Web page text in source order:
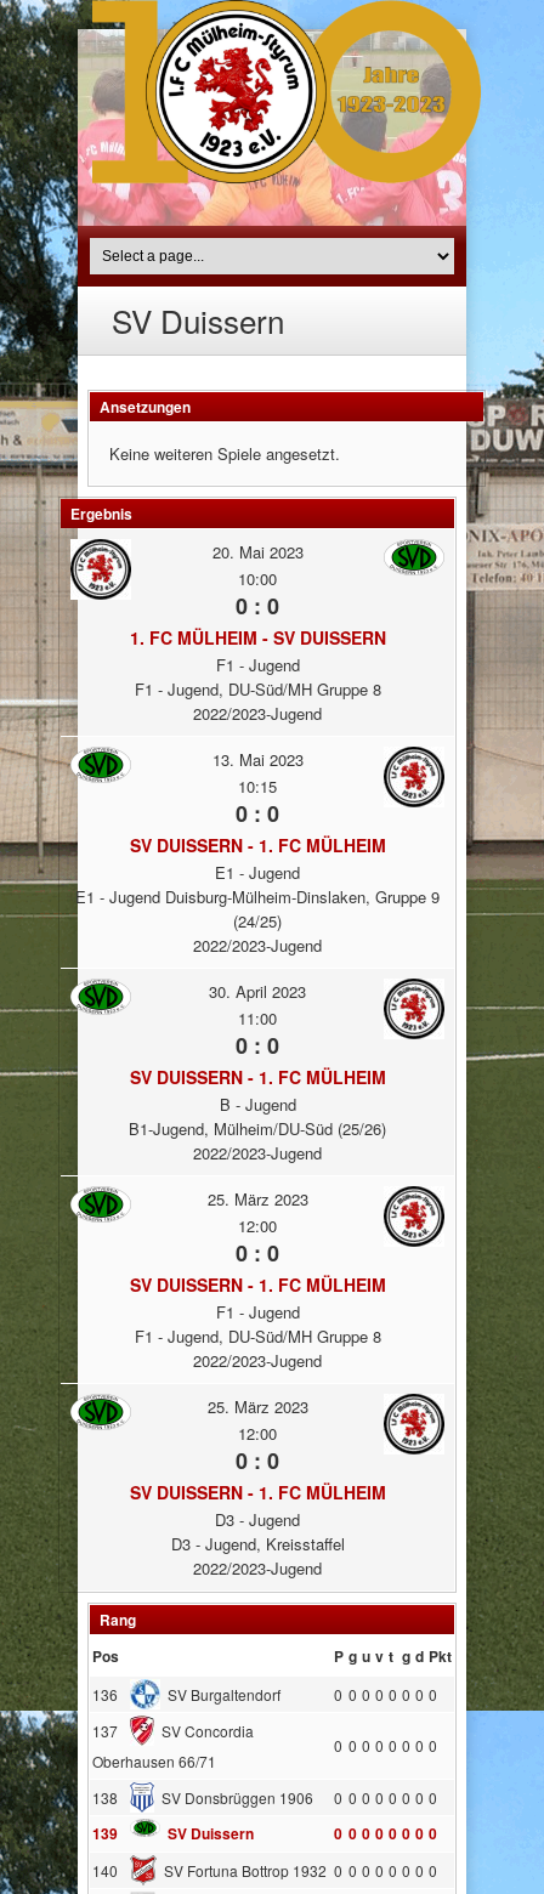
SV Duissern
Ansetzungen
Keine weiteren Spiele angesetzt.
Ergebnis
20. Mai 2023
10:00
0 : 0
1. FC MÜLHEIM - SV DUISSERN
F1 - Jugend
F1 - Jugend, DU-Süd/MH Gruppe 8
2022/2023-Jugend
13. Mai 2023
10:15
0 : 0
SV DUISSERN - 1. FC MÜLHEIM
E1 - Jugend
E1 - Jugend Duisburg-Mülheim-Dinslaken, Gruppe 9
(24/25)
2022/2023-Jugend
30. April 2023
11:00
0 : 0
SV DUISSERN - 1. FC MÜLHEIM
B - Jugend
B1-Jugend, Mülheim/DU-Süd (25/26)
2022/2023-Jugend
25. März 2023
12:00
0 : 0
SV DUISSERN - 1. FC MÜLHEIM
F1 - Jugend
F1 - Jugend, DU-Süd/MH Gruppe 8
2022/2023-Jugend
25. März 2023
12:00
0 : 0
SV DUISSERN - 1. FC MÜLHEIM
D3 - Jugend
D3 - Jugend, Kreisstaffel
2022/2023-Jugend
Rang
Pos
P g u v t g d Pkt
136 SV Burgaltendorf 0 0 0 0 0 0 0 0
137
SV Concordia
Oberhausen 66/71
0 0 0 0 0 0 0 0
138 SV Donsbrüggen 1906 0 0 0 0 0 0 0 0
139 SV Duissern 0 0 0 0 0 0 0 0
140 SV Fortuna Bottrop 1932 0 0 0 0 0 0 0 0